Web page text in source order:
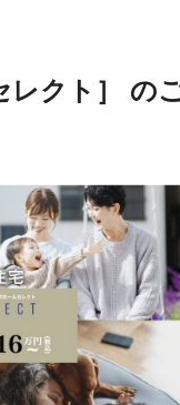
レクト］ の